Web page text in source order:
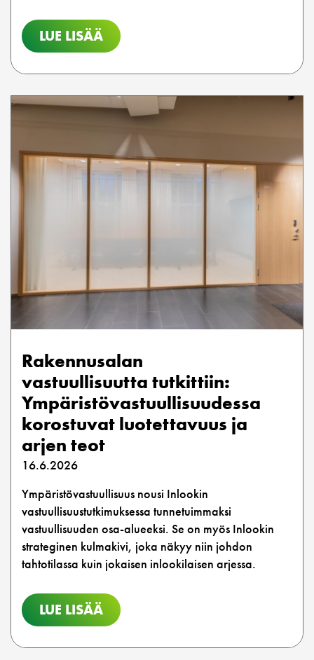
LUE LISÄÄ
Rakennusalan
vastuullisuutta tutkittiin:
Ympäristövastuullisuudessa
korostuvat luotettavuus ja
arjen teot
16.6.2026
Ympäristövastuullisuus nousi Inlookin
vastuullisuustutkimuksessa tunnetuimmaksi
vastuullisuuden osa-alueeksi. Se on myös Inlookin
strateginen kulmakivi, joka näkyy niin johdon
tahtotilassa kuin jokaisen inlookilaisen arjessa.
LUE LISÄÄ